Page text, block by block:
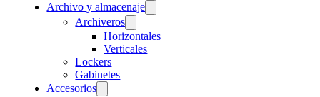
Archivo y almacenaje
Archiveros
Horizontales
Verticales
Lockers
Gabinetes
Accesorios